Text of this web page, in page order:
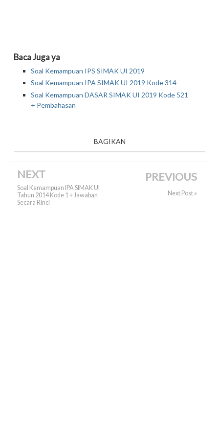
Baca Juga ya
Soal Kemampuan IPS SIMAK UI 2019
Soal Kemampuan IPA SIMAK UI 2019 Kode 314
Soal Kemampuan DASAR SIMAK UI 2019 Kode 521
+ Pembahasan
BAGIKAN
NEXT
Soal Kemampuan IPA SIMAK UI
Tahun 2014 Kode 1 + Jawaban
Secara Rinci
PREVIOUS
Next Post »